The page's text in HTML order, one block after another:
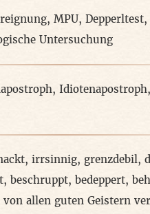
, MPU, Depperltest,
Untersuchung
, Idiotenapostroph
, irrsinnig, grenzdebil,
, beschruppt, bedeppert,
von allen guten Geistern